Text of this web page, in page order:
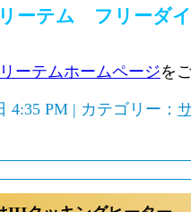
ーテム フリーダイ
ーテムホームページを
4:35 PM | カテゴリー：